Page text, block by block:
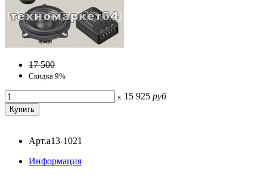
17 500
Скидка 9%
x 15 925 руб
Арт.a13-1021
Информация